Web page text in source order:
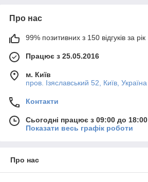
Про нас
99% позитивних з 150 відгуків за рік
Працює з 25.05.2016
м. Київ
пров. Ізяславський 52, Київ, Україна
Контакти
Сьогодні працює з 09:00 до 18:00
Показати весь графік роботи
Про нас